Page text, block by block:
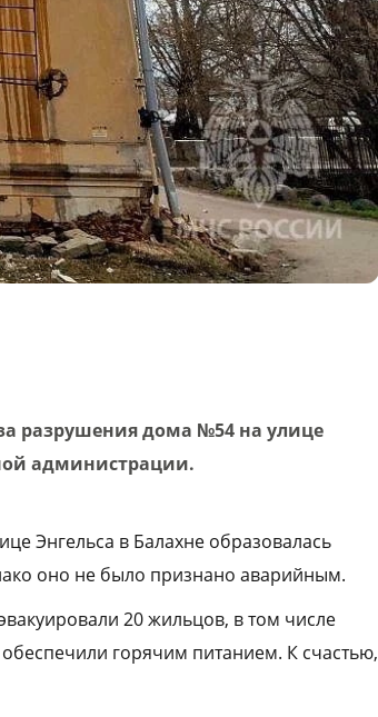
разрушения дома №54 на улице
администрации.
Энгельса в Балахне образовалась
оно не было признано аварийным.
20 жильцов, в том числе
горячим питанием. К счастью,
×